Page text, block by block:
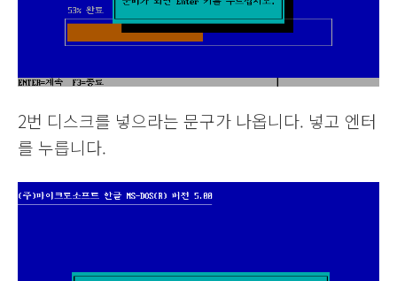
2번 디스크를 넣으라는 문구가 나옵니다. 넣고 엔터
를 누릅니다.